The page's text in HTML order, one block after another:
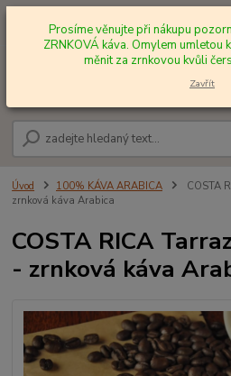
+420 602 577 209
Úvod 100% KÁVA ARABICA
COSTA
zrnková káva Arabica
COSTA RICA
- zrnková káva
Prosíme věnujte při nákupu
ZRNKOVÁ káva. Omylem umletou
měnit za zrnkovou kvůli
Zavřít